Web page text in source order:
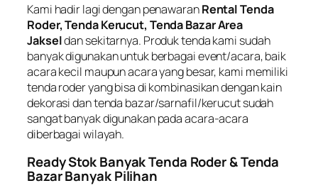
Kami hadir lagi dengan penawaranRental Tenda
Roder, Tenda Kerucut, Tenda Bazar Area
Jakseldan sekitarnya. Produk tenda kami sudah
banyak digunakan untuk berbagai event/acara, baik
acara kecil maupun acara yang besar, kami memiliki
tenda roder yang bisa di kombinasikan dengan kain
dekorasi dan tenda bazar/sarnafil/kerucut sudah
sangat banyak digunakan pada acara-acara
diberbagai wilayah.
Ready Stok Banyak Tenda Roder & Tenda
Bazar Banyak Pilihan